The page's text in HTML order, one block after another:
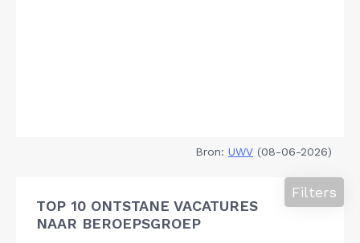
Bron: UWV (08-06-2026)
TOP 10 ONTSTANE VACATURES
NAAR BEROEPSGROEP
Filters